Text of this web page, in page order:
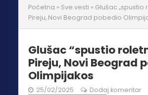
Početna » Sve vesti » Glušac „spustio
Pireju, Novi Beograd pobedio
Glušac “spustio
Pireju, Novi Beograd
Olimpijakos
25/02/2025 Dodaj komentar